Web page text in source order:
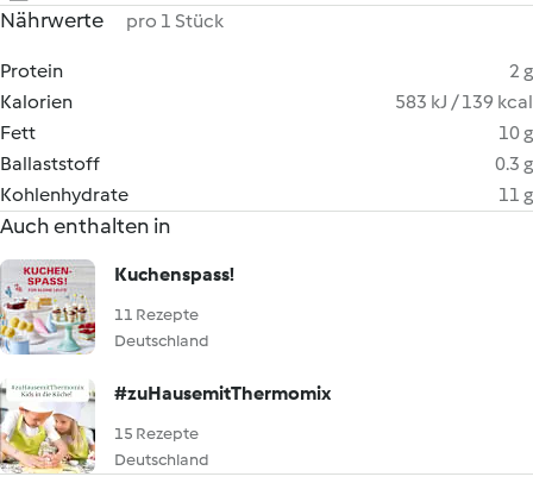
Nährwerte pro 1 Stück
Protein
2 g
Kalorien
583 kJ / 139 kcal
Fett
10 g
Ballaststoff
0.3 g
Kohlenhydrate
11 g
Auch enthalten in
Kuchenspass!
11 Rezepte
Deutschland
#zuHausemitThermomix
15 Rezepte
Deutschland